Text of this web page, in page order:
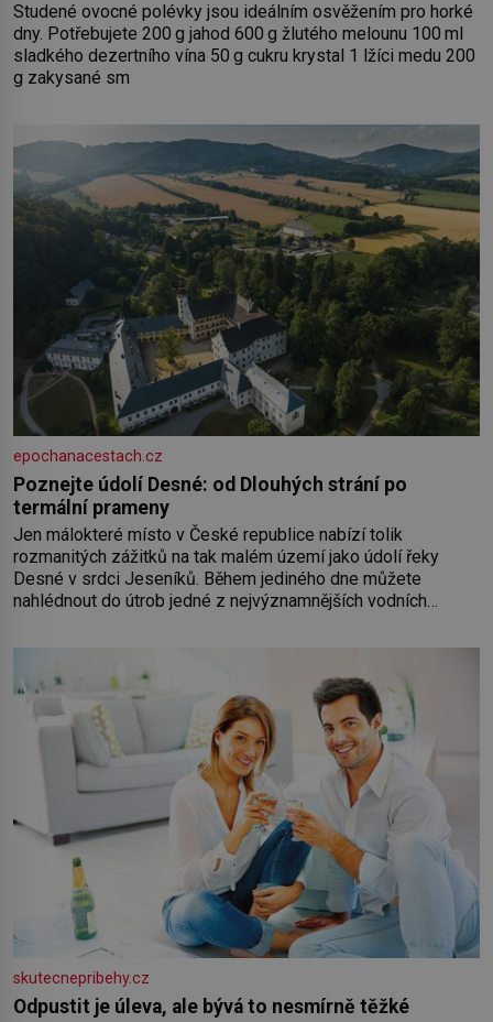
Studené ovocné polévky jsou ideálním osvěžením pro horké
dny. Potřebujete 200 g jahod 600 g žlutého melounu 100 ml
sladkého dezertního vína 50 g cukru krystal 1 lžíci medu 200
g zakysané sm
epochanacestach.cz
Poznejte údolí Desné: od Dlouhých strání po
termální prameny
Jen málokteré místo v České republice nabízí tolik
rozmanitých zážitků na tak malém území jako údolí řeky
Desné v srdci Jeseníků. Během jediného dne můžete
nahlédnout do útrob jedné z nejvýznamnějších vodních
koloběžce a den zakončit poznáváním památek ve Velkých
skutecnepribehy.cz
Odpustit je úleva, ale bývá to nesmírně těžké